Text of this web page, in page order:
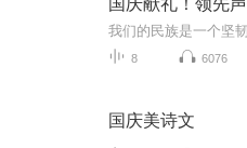
8 6076
国庆美诗文